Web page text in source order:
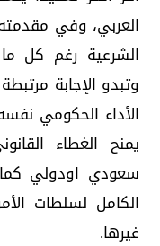
العربي، وفي
الشرعية رغم كل
وتبدو الإجابة
الأداء الحكومي
يمنح الغطاء
سعودي اودولي كما
الكامل لسلطات
غيرها.